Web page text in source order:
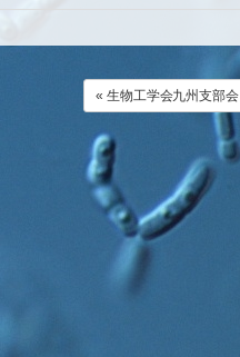
« 生物工学会九州支部会